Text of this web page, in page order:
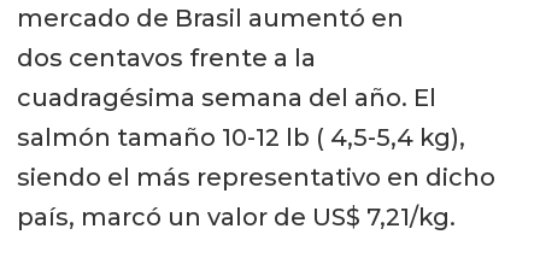
mercado de Brasil aumentó en
dos centavos frente a la
cuadragésima semana del año. El
salmón tamaño 10-12 lb ( 4,5-5,4 kg),
siendo el más representativo en dicho
país, marcó un valor de US$ 7,21/kg.